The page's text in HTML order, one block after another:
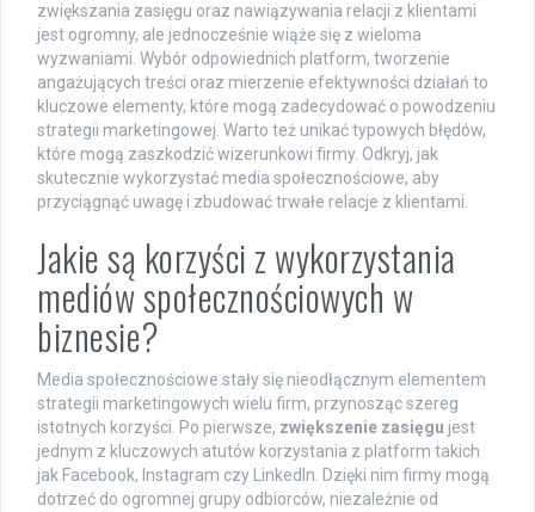
zwiększania zasięgu oraz nawiązywania relacji z klientami
jest ogromny, ale jednocześnie wiąże się z wieloma
wyzwaniami. Wybór odpowiednich platform, tworzenie
angażujących treści oraz mierzenie efektywności działań to
kluczowe elementy, które mogą zadecydować o powodzeniu
strategii marketingowej. Warto też unikać typowych błędów,
które mogą zaszkodzić wizerunkowi firmy. Odkryj, jak
skutecznie wykorzystać media społecznościowe, aby
przyciągnąć uwagę i zbudować trwałe relacje z klientami.
Jakie są korzyści z wykorzystania
mediów społecznościowych w
biznesie?
Media społecznościowe stały się nieodłącznym elementem
strategii marketingowych wielu firm, przynosząc szereg
istotnych korzyści. Po pierwsze, zwiększenie zasięgu jest
jednym z kluczowych atutów korzystania z platform takich
jak Facebook, Instagram czy LinkedIn. Dzięki nim firmy mogą
dotrzeć do ogromnej grupy odbiorców, niezależnie od